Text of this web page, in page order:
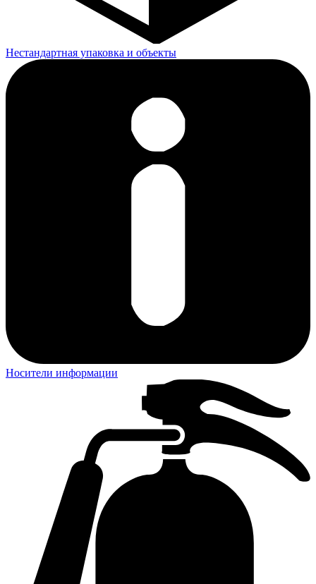
Нестандартная упаковка и объекты
Носители информации